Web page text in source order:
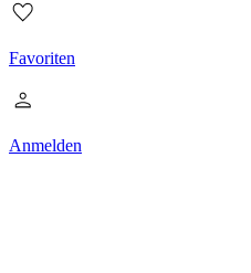
Favoriten
Anmelden